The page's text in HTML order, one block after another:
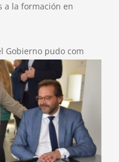
a la formación en
Gobierno pudo com